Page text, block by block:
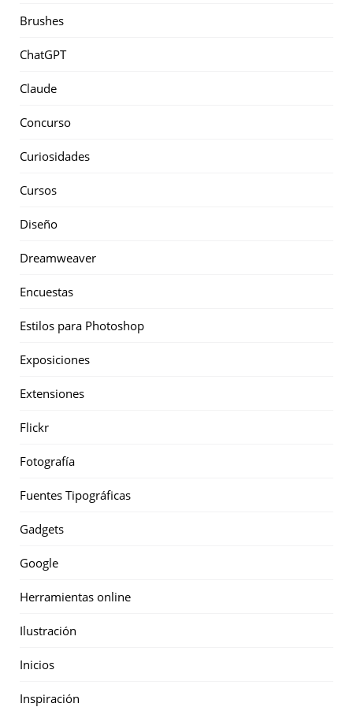
Brushes
ChatGPT
Claude
Concurso
Curiosidades
Cursos
Diseño
Dreamweaver
Encuestas
Estilos para Photoshop
Exposiciones
Extensiones
Flickr
Fotografía
Fuentes Tipográficas
Gadgets
Google
Herramientas online
Ilustración
Inicios
Inspiración